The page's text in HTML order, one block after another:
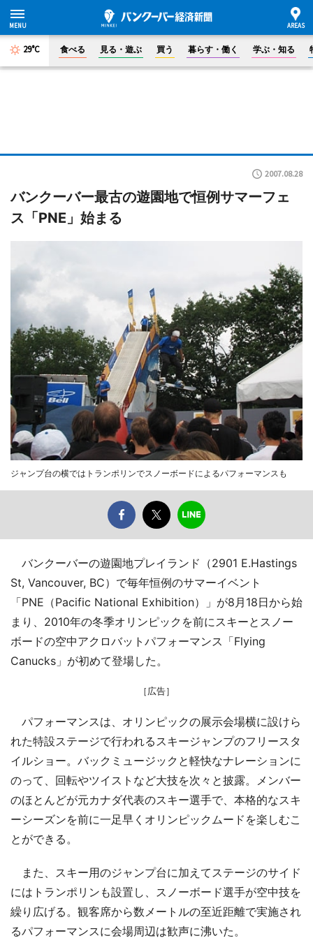
29°C 食べる 見る・遊ぶ 買う 暮らす・働く 学ぶ・知る
2007.08.28
バンクーバー最古の遊園地で恒例サマーフェ
ス「PNE」始まる
ジャンプ台の横ではトランポリンでスノーボードによるパフォーマンスも
バンクーバーの遊園地プレイランド（2901 E.Hastings
St, Vancouver, BC）で毎年恒例のサマーイベント
「PNE（Pacific National Exhibition）」が8月18日から始
まり、2010年の冬季オリンピックを前にスキーとスノー
ボードの空中アクロバットパフォーマンス「Flying
Canucks」が初めて登場した。
［広告］
パフォーマンスは、オリンピックの展示会場横に設けら
れた特設ステージで行われるスキージャンプのフリースタ
イルショー。バックミュージックと軽快なナレーションに
のって、回転やツイストなど大技を次々と披露。メンバー
のほとんどが元カナダ代表のスキー選手で、本格的なスキ
ーシーズンを前に一足早くオリンピックムードを楽しむこ
とができる。
また、スキー用のジャンプ台に加えてステージのサイド
にはトランポリンも設置し、スノーボード選手が空中技を
繰り広げる。観客席から数メートルの至近距離で実施され
るパフォーマンスに会場周辺は歓声に沸いた。